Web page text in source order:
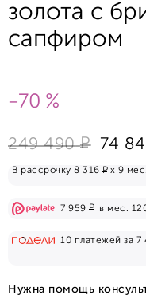
золота с
сапфиром
-70 %
249 490 Р 74
В рассрочку 8 316 Рx 9 мес.
7 959 Рв мес.
10 платежей за 7
Нужна помощь